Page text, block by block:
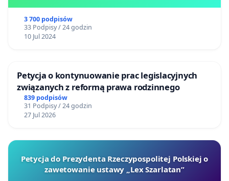
3 700 podpisów
33 Podpisy / 24 godzin
10 Jul 2024
Petycja o kontynuowanie prac legislacyjnych
związanych z reformą prawa rodzinnego
839 podpisów
31 Podpisy / 24 godzin
27 Jul 2026
Petycja do Prezydenta Rzeczypospolitej Polskiej o
zawetowanie ustawy „Lex Szarlatan”